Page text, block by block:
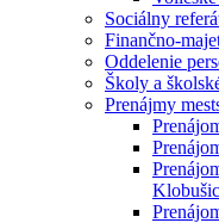
Sociálny
Finančno-
Oddelenie
Školy a
Prenájmy